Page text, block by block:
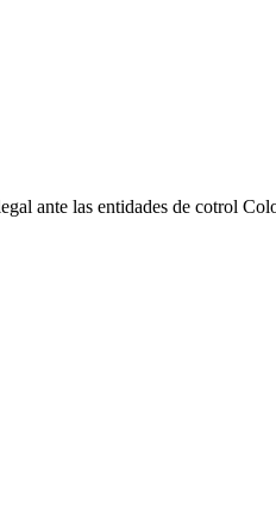
ante las entidades de cotrol